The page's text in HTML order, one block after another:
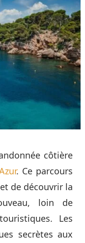
côtière
. Ce parcours
de découvrir la
loin de
Les
secrètes aux